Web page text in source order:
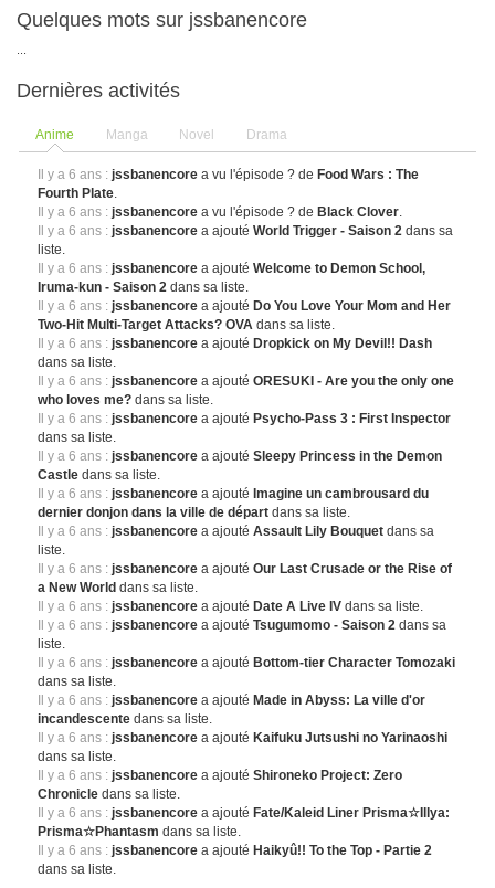
Quelques mots sur jssbanencore
Dernières activités
Anime Manga Novel Drama
Il y a 6 ans : jssbanencore a vu l'épisode ? de Food Wars : The
Fourth Plate.
Il y a 6 ans : jssbanencore a vu l'épisode ? de Black Clover.
Il y a 6 ans : jssbanencore a ajoutéWorld Trigger - Saison 2 dans sa
liste.
Il y a 6 ans : jssbanencore a ajoutéWelcome to Demon School,
Iruma-kun - Saison 2 dans sa liste.
Il y a 6 ans : jssbanencore a ajouté Do You Love Your Mom and Her
Two-Hit Multi-Target Attacks? OVA dans sa liste.
Il y a 6 ans : jssbanencore a ajouté Dropkick on My Devil!! Dash
dans sa liste.
Il y a 6 ans : jssbanencore a ajoutéORESUKI - Are you the only one
who loves me?dans sa liste.
Il y a 6 ans : jssbanencore a ajouté Psycho-Pass 3 : First Inspector
dans sa liste.
Il y a 6 ans : jssbanencore a ajoutéSleepy Princess in the Demon
Castle dans sa liste.
Il y a 6 ans : jssbanencore a ajouté Imagine un cambrousard du
dernier donjon dans la ville de départ dans sa liste.
Il y a 6 ans : jssbanencore a ajoutéAssault Lily Bouquet dans sa
liste.
Il y a 6 ans : jssbanencore a ajoutéOur Last Crusade or the Rise of
a New World dans sa liste.
Il y a 6 ans : jssbanencore a ajouté Date A Live IV dans sa liste.
Il y a 6 ans : jssbanencore a ajoutéTsugumomo - Saison 2 dans sa
liste.
Il y a 6 ans : jssbanencore a ajouté Bottom-tier Character Tomozaki
dans sa liste.
Il y a 6 ans : jssbanencore a ajouté Made in Abyss: La ville d'or
incandescente dans sa liste.
Il y a 6 ans : jssbanencore a ajouté Kaifuku Jutsushi no Yarinaoshi
dans sa liste.
Il y a 6 ans : jssbanencore a ajoutéShironeko Project: Zero
Chronicle dans sa liste.
Il y a 6 ans : jssbanencore a ajouté Fate/Kaleid Liner Prisma☆Illya:
Prisma☆Phantasm dans sa liste.
Il y a 6 ans : jssbanencore a ajouté Haikyû!! To the Top - Partie 2
dans sa liste.